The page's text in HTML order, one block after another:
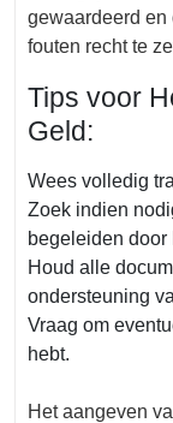
gewaardeerd en
fouten recht te
Tips voor
Geld:
Wees volledig
Zoek indien
begeleiden door
Houd alle
ondersteuning
Vraag om
hebt.
Het aangeven